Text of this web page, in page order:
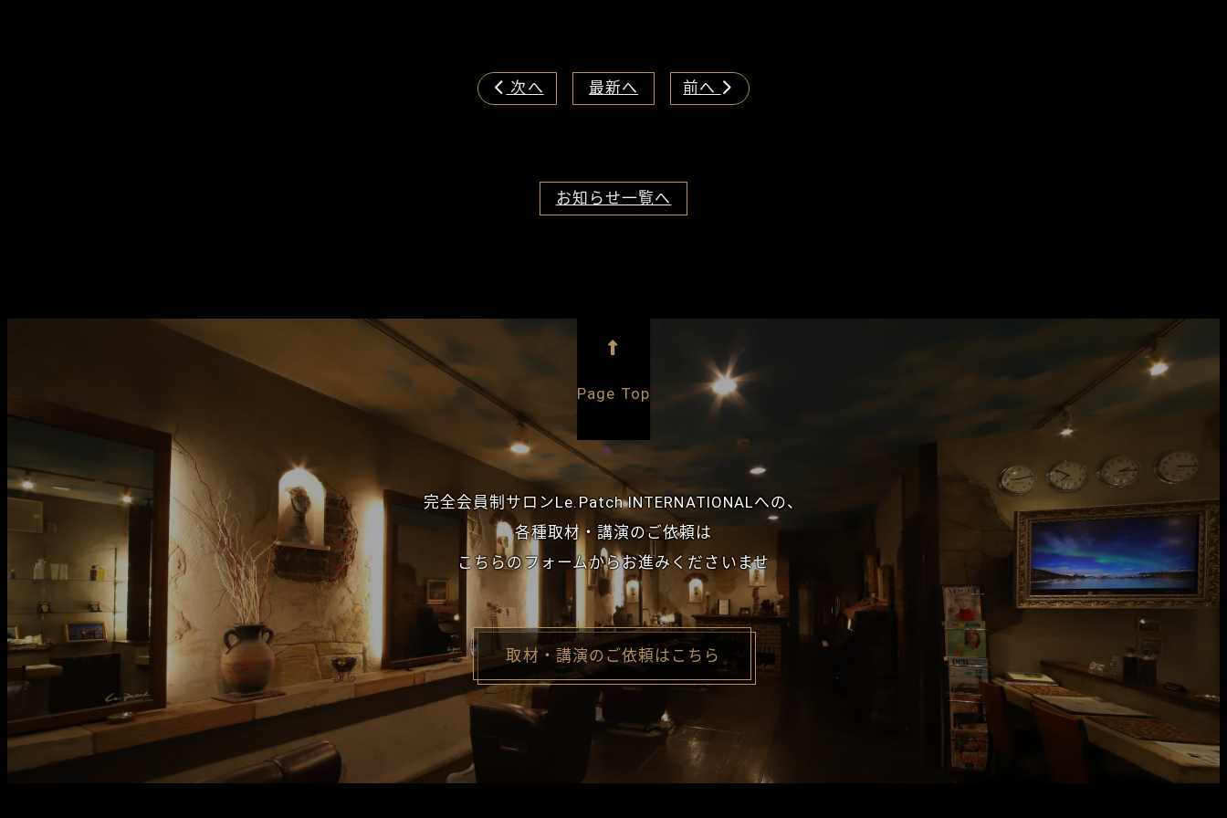
 次へ 最新へ 前へ 
お知らせ一覧へ

Page Top
完全会員制サロンLe.Patch INTERNATIONALへの、
各種取材・講演のご依頼は
こちらのフォームからお進みくださいませ
取材・講演のご依頼はこちら